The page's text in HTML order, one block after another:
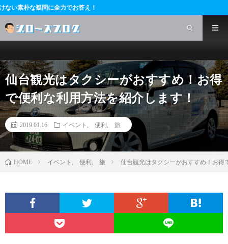
力でお答え！
仙台観光はタクシーがおすすめ！お得
で便利な利用方法を紹介します！
2019.01.16 イベント 便利 旅
HOME イベント , 便利, 旅 仙台観光はタクシーがおすすめ！お得